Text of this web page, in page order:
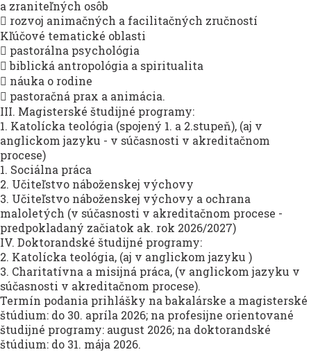
a zraniteľných osôb
 rozvoj animačných a facilitačných zručností
Kľúčové tematické oblasti
 pastorálna psychológia
 biblická antropológia a spiritualita
 náuka o rodine
 pastoračná prax a animácia.
III. Magisterské študijné programy:
1. Katolícka teológia (spojený 1. a 2.stupeň), (aj v
anglickom jazyku - v súčasnosti v akreditačnom
procese)
1. Sociálna práca
2. Učiteľstvo náboženskej výchovy
3. Učiteľstvo náboženskej výchovy a ochrana
maloletých (v súčasnosti v akreditačnom procese -
predpokladaný začiatok ak. rok 2026/2027)
IV. Doktorandské študijné programy:
2. Katolícka teológia, (aj v anglickom jazyku )
3. Charitatívna a misijná práca, (v anglickom jazyku v
súčasnosti v akreditačnom procese).
Termín podania prihlášky na bakalárske a magisterské
štúdium: do 30. apríla 2026; na profesijne orientované
študijné programy: august 2026; na doktorandské
štúdium: do 31. mája 2026.